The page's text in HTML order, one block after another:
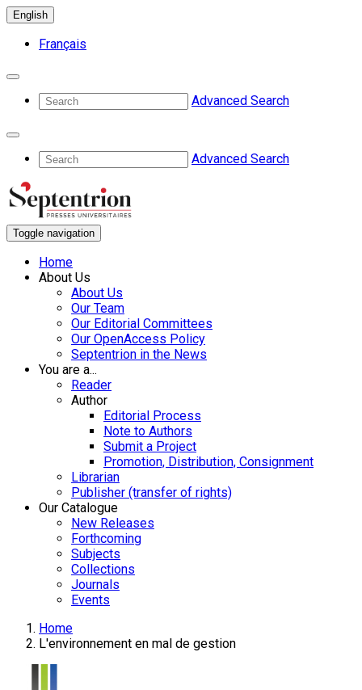
English
Français
Advanced Search
Advanced Search
Toggle navigation
Home
About Us
About Us
Our Team
Our Editorial Committees
Our OpenAccess Policy
Septentrion in the News
You are a...
Reader
Author
Editorial Process
Note to Authors
Submit a Project
Promotion, Distribution, Consignment
Librarian
Publisher (transfer of rights)
Our Catalogue
New Releases
Forthcoming
Subjects
Collections
Journals
Events
Home
L'environnement en mal de gestion